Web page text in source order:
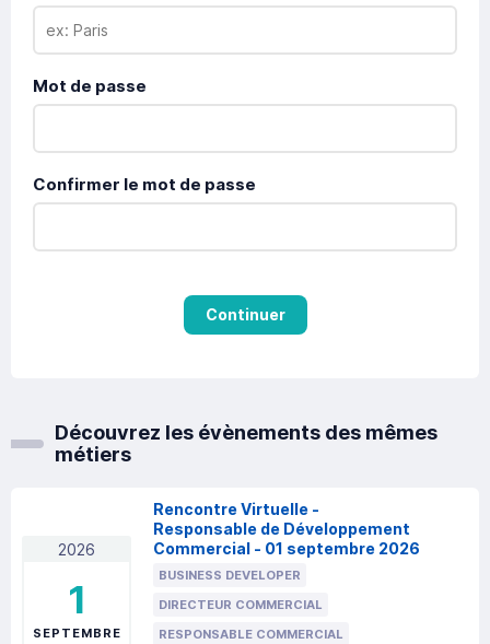
Mot de passe
Confirmer le mot de passe
Continuer
Découvrez les évènements des mêmes
métiers
2026
1
SEPTEMBRE
Rencontre Virtuelle -
Responsable de Développement
Commercial - 01 septembre 2026
BUSINESS DEVELOPER
DIRECTEUR COMMERCIAL
RESPONSABLE COMMERCIAL